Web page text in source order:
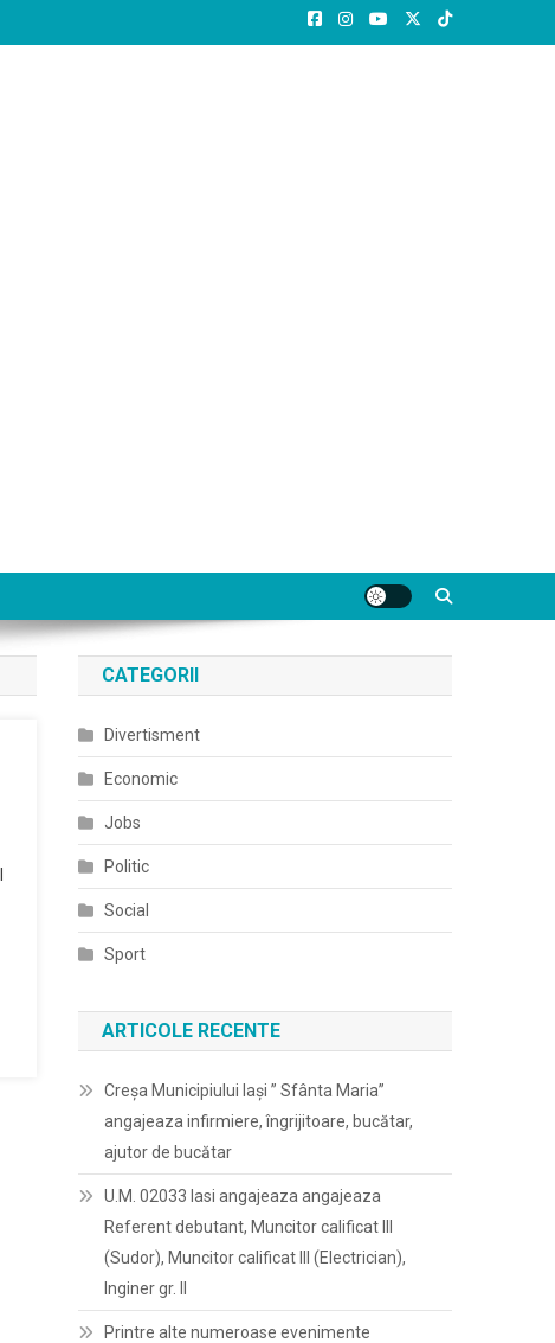
CATEGORII
Divertisment
Economic
Jobs
Politic
Social
Sport
ARTICOLE RECENTE
Creșa Municipiului Iași ” Sfânta Maria”
angajeaza infirmiere, îngrijitoare, bucătar,
ajutor de bucătar
U.M. 02033 Iasi angajeaza angajeaza
Referent debutant, Muncitor calificat III
(Sudor), Muncitor calificat III (Electrician),
Inginer gr. II
Printre alte numeroase evenimente